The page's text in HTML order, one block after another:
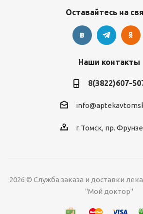
Оставайтесь на
Наши контакты
8(3822)607-
г.Томск, пр.
2026 © Служба заказа и доставки
"Мой доктор"